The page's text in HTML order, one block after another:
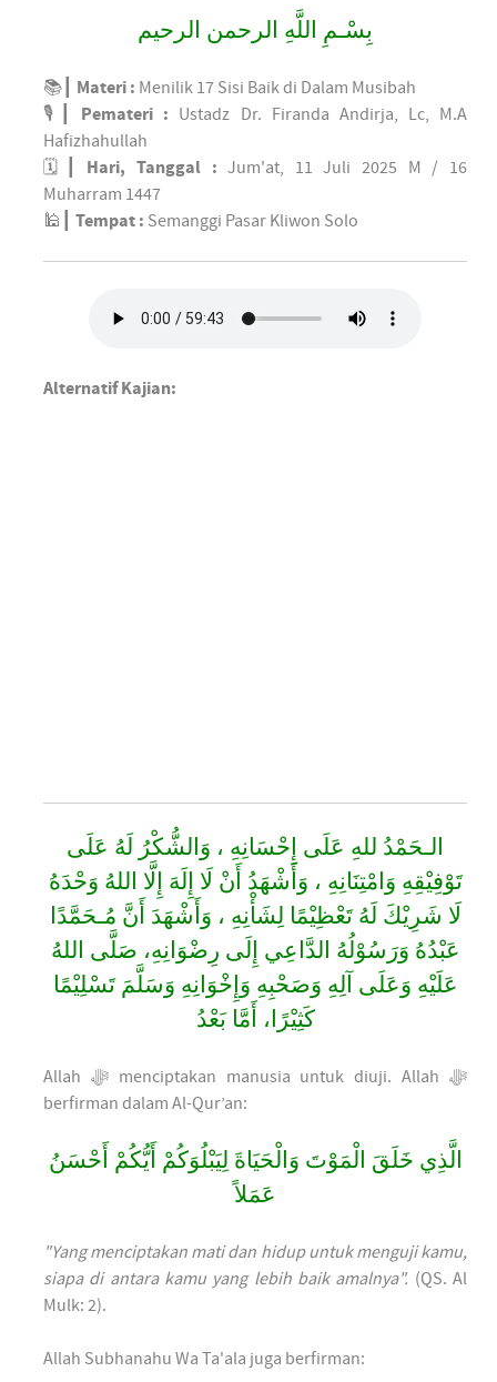
بِسْـمِ اللَّهِ الرحمن الرحيم
📚┃ Materi : Menilik 17 Sisi Baik di Dalam Musibah
🎙┃ Pemateri : Ustadz Dr. Firanda Andirja, Lc, M.A
Hafizhahullah
🗓┃ Hari, Tanggal : Jum'at, 11 Juli 2025 M / 16
Muharram 1447
🕌┃
Tempat : Semanggi Pasar Kliwon Solo
Alternatif Kajian:
الـحَمْدُ للهِ عَلَى إِحْسَانِهِ ، وَالشُّكْرُ لَهُ عَلَى
تَوْفِيْقِهِ وَامْتِنَانِهِ ، وَأَشْهَدُ أَنْ لَا إِلَهَ إِلَّا اللهُ وَحْدَهُ
لَا شَرِيْكَ لَهُ تَعْظِيْمًا لِشَأْنِهِ ، وَأَشْهَدَ أَنَّ مُـحَمَّدًا
عَبْدُهُ وَرَسُوْلُهُ الدَّاعِي إِلَى رِضْوَانِهِ، صَلَّى اللهُ
عَلَيْهِ وَعَلَى آلِهِ وَصَحْبِهِ وَإِخْوَانِهِ وَسَلَّمَ تَسْلِيْمًا
كَثِيْرًا، أَمَّا بَعْدُ
Allah ﷻ menciptakan manusia untuk diuji. Allah ﷻ
berfirman dalam Al-Qur’an:
الَّذِي خَلَقَ الْمَوْتَ وَالْحَيَاةَ لِيَبْلُوَكُمْ أَيُّكُمْ أَحْسَنُ
عَمَلاً
"Yang menciptakan mati dan hidup untuk menguji kamu,
siapa di antara kamu yang lebih baik amalnya". (QS. Al
Mulk: 2).
Allah Subhanahu Wa Ta'ala juga berfirman: